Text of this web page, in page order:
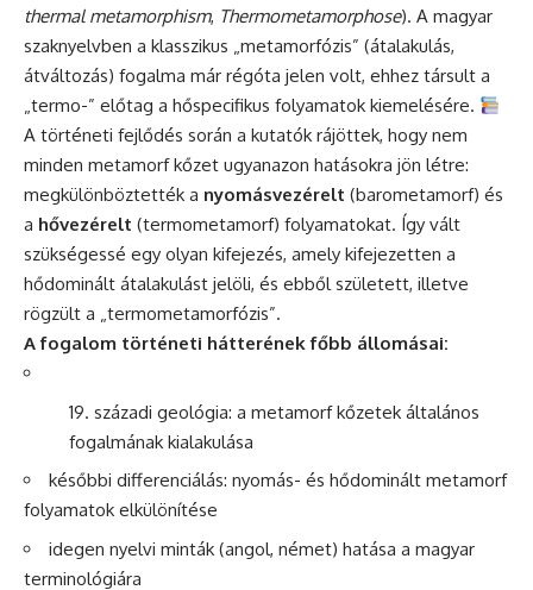
thermal metamorphism, Thermometamorphose). A magyar
szaknyelvben a klasszikus „metamorfózis” (átalakulás,
átváltozás) fogalma már régóta jelen volt, ehhez társult a
„termo-” előtag a hőspecifikus folyamatok kiemelésére.
A történeti fejlődés során a kutatók rájöttek, hogy nem
minden metamorf kőzet ugyanazon hatásokra jön létre:
megkülönböztették a nyomásvezérelt (barometamorf) és
a hővezérelt (termometamorf) folyamatokat. Így vált
szükségessé egy olyan kifejezés, amely kifejezetten a
hődominált átalakulást jelöli, és ebből született, illetve
rögzült a „termometamorfózis”.
A fogalom történeti hátterének főbb állomásai:
századi geológia: a metamorf kőzetek általános
fogalmának kialakulása
későbbi differenciálás: nyomás- és hődominált metamorf
folyamatok elkülönítése
idegen nyelvi minták (angol, német) hatása a magyar
terminológiára